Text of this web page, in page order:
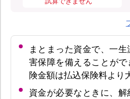
まとまった資金で、一
害保障を備えることが
険金額は払込保険料より
資金が必要なときに、